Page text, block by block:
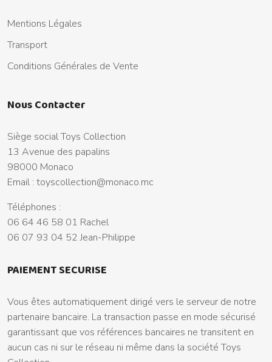
Mentions Légales
Transport
Conditions Générales de Vente
Nous Contacter
Siège social Toys Collection
13 Avenue des papalins
98000 Monaco
Email : toyscollection@monaco.mc
Téléphones :
06 64 46 58 01 Rachel
06 07 93 04 52 Jean-Philippe
PAIEMENT SECURISE
Vous êtes automatiquement dirigé vers le serveur de notre
partenaire bancaire. La transaction passe en mode sécurisé
garantissant que vos références bancaires ne transitent en
aucun cas ni sur le réseau ni même dans la société Toys